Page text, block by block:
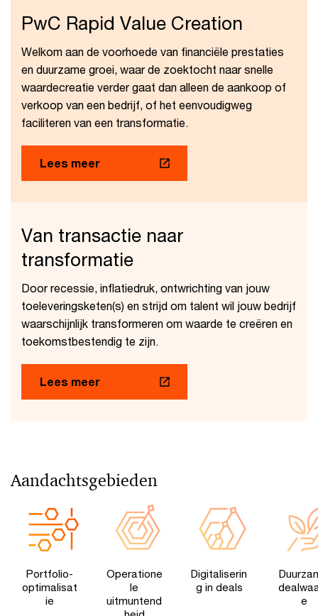
PwC Rapid Value Creation
Welkom aan de voorhoede van financiële prestaties
en duurzame groei, waar de zoektocht naar snelle
waardecreatie verder gaat dan alleen de aankoop of
verkoop van een bedrijf, of het eenvoudigweg
faciliteren van een transformatie.
Lees meer
Van transactie naar
transformatie
Door recessie, inflatiedruk, ontwrichting van jouw
toeleveringsketen(s) en strijd om talent wil jouw bedrijf
waarschijnlijk transformeren om waarde te creëren en
toekomstbestendig te zijn.
Lees meer
Aandachtsgebieden
Portfolio-
optimalisat
ie
Operatione
le
uitmuntend
Digitaliserin
g in deals
e